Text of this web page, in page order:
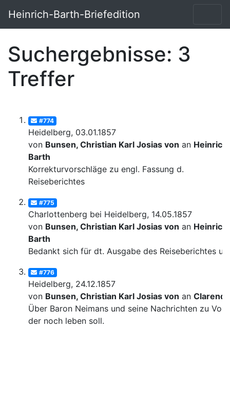
Heinrich-Barth-Briefedition
Suchergebnisse: 3
Treffer
#774
Heidelberg, 03.01.1857
von Bunsen, Christian Karl Josias von an Heinrich
Barth
Korrekturvorschläge zu engl. Fassung d.
Reiseberichtes
#775
Charlottenberg bei Heidelberg, 14.05.1857
von Bunsen, Christian Karl Josias von an Heinrich
Barth
Bedankt sich für dt. Ausgabe des Reiseberichtes
#776
Heidelberg, 24.12.1857
von Bunsen, Christian Karl Josias von an
Über Baron Neimans und seine Nachrichten zu
der noch leben soll.